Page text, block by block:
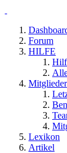
Forum
HILFE
Mitglieder
Lexikon
Artikel